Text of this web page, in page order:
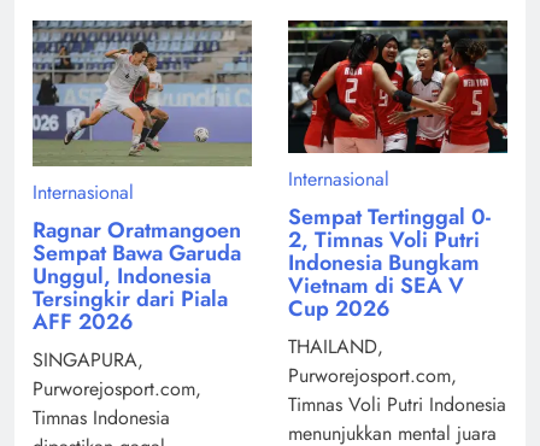
Internasional
Ragnar Oratmangoen
Sempat Bawa Garuda
Unggul, Indonesia
Tersingkir dari Piala
AFF 2026
SINGAPURA,
Purworejosport.com,
Timnas Indonesia
Internasional
Sempat Tertinggal 0-
2, Timnas Voli Putri
Indonesia Bungkam
Vietnam di SEA V
Cup 2026
THAILAND,
Purworejosport.com,
Timnas Voli Putri Indonesia
menunjukkan mental juara